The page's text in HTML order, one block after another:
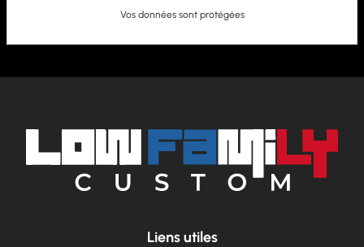
Vos données sont protégées
Liens utiles